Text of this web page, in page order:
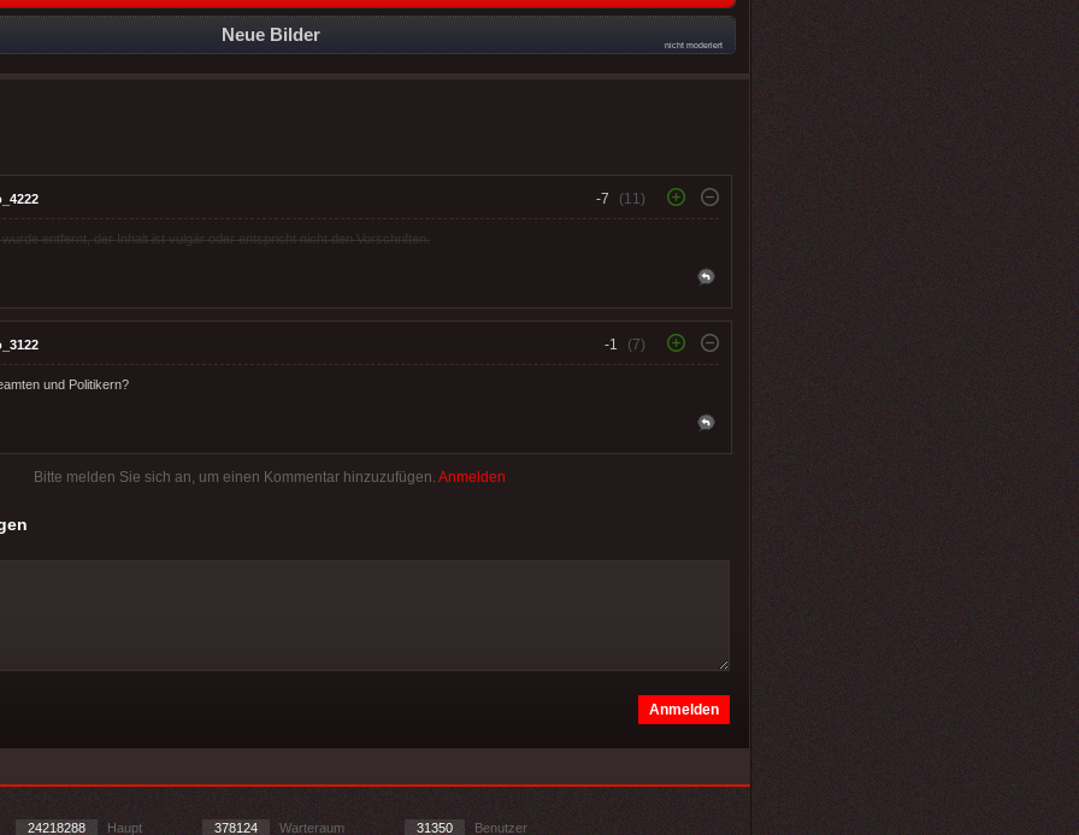
Neue Bilder
nicht moderiert
-7 (11)
entfernt, der Inhalt ist vulgär oder entspricht nicht den Vorschriften.
-1 (7)
und Politikern?
Bitte melden Sie sich an, um einen Kommentar hinzuzufügen. Anmelden
24218288 Haupt 378124 Warteraum 31350 Benutzer